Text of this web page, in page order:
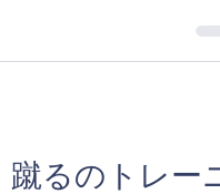
蹴るのトレーニ